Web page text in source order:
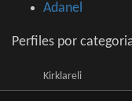
Adanel
Perfiles por
Kirklareli